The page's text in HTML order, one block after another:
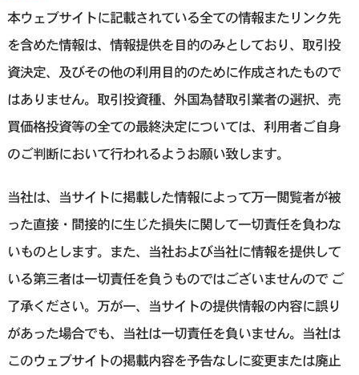
本ウェブサイトに記載されている全ての情報またリンク先
を含めた情報は、情報提供を目的のみとしており、取引投
資決定、及びその他の利用目的のために作成されたもので
はありません。取引投資種、外国為替取引業者の選択、売
買価格投資等の全ての最終決定については、利用者ご自身
のご判断において行われるようお願い致します。
当社は、当サイトに掲載した情報によって万一閲覧者が被
った直接・間接的に生じた損失に関して一切責任を負わな
いものとします。また、当社および当社に情報を提供して
いる第三者は一切責任を負うものではございませんので ご
了承ください。万が一、当サイトの提供情報の内容に誤り
があった場合でも、当社は一切責任を負いません。当社は
このウェブサイトの掲載内容を予告なしに変更または廃止